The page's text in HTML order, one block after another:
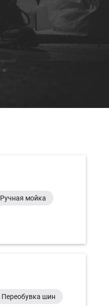
Ручная мойка
Переобувка шин